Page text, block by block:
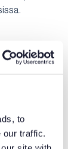
to
our traffic.